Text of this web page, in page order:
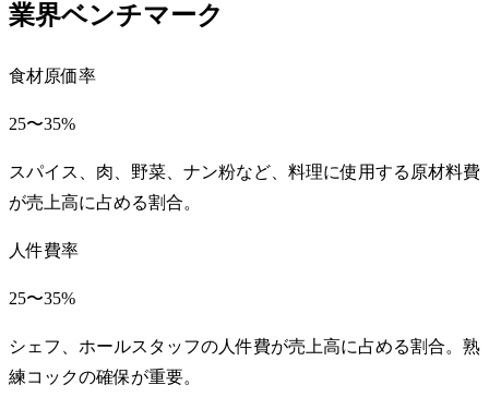
業界ベンチマーク
食材原価率
25〜35%
スパイス、肉、野菜、ナン粉など、料理に使用する原材料費
が売上高に占める割合。
人件費率
25〜35%
シェフ、ホールスタッフの人件費が売上高に占める割合。熟
練コックの確保が重要。